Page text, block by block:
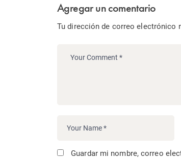
Agregar un comentario
Tu dirección de correo electrónico
Guardar mi nombre, correo